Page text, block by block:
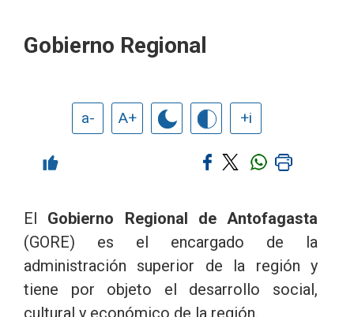
Gobierno Regional
a- A+ +i
El Gobierno Regional de Antofagasta
(GORE) es el encargado de la
administración superior de la región y
tiene por objeto el desarrollo social,
cultural y económico de la región.